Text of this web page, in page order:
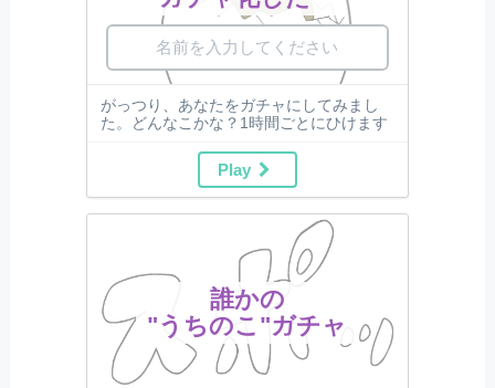
がっつり、あなたをガチャにしてみまし
た。どんなこかな？1時間ごとにひけます
Play
誰かの
"うちのこ"ガチャ